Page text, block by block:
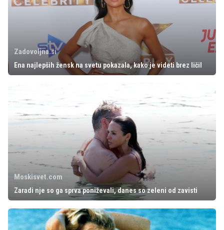
Zadovoljna.si
Ena najlepših žensk na svetu pokazala, kako je videti brez ličil
Moskisvet.com
Zaradi nje so ga sprva poniževali, danes so zeleni od zavisti